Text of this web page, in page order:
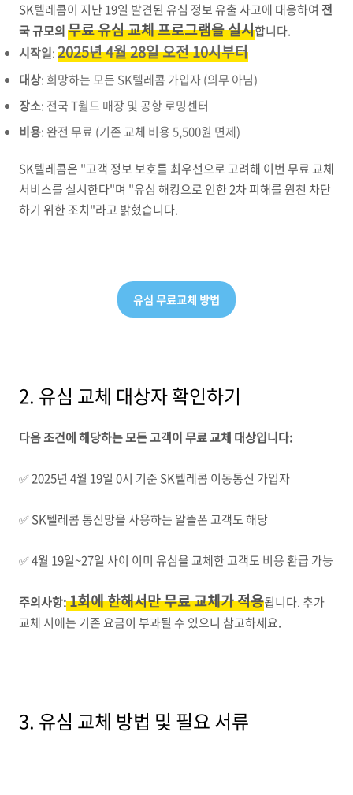
SK텔레콤이 지난 19일 발견된 유심 정보 유출 사고에 대응하여 전
국 규모의무료 유심 교체 프로그램을 실시합니다.
시작일:2025년 4월 28일 오전 10시부터
대상: 희망하는 모든 SK텔레콤 가입자 (의무 아님)
장소: 전국 T월드 매장 및 공항 로밍센터
비용: 완전 무료 (기존 교체 비용 5,500원 면제)
SK텔레콤은 "고객 정보 보호를 최우선으로 고려해 이번 무료 교체
서비스를 실시한다"며 "유심 해킹으로 인한 2차 피해를 원천 차단
하기 위한 조치"라고 밝혔습니다.
유심 무료교체 방법
2. 유심 교체 대상자 확인하기
다음 조건에 해당하는 모든 고객이 무료 교체 대상입니다:
✅ 2025년 4월 19일 0시 기준 SK텔레콤 이동통신 가입자
✅ SK텔레콤 통신망을 사용하는 알뜰폰 고객도 해당
✅ 4월 19일~27일 사이 이미 유심을 교체한 고객도 비용 환급 가능
주의사항:1회에 한해서만 무료 교체가 적용됩니다. 추가
교체 시에는 기존 요금이 부과될 수 있으니 참고하세요.
3. 유심 교체 방법 및 필요 서류